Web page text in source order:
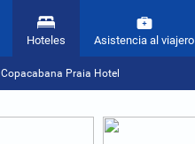
Hoteles Asistencia al viajero
Copacabana Praia Hotel